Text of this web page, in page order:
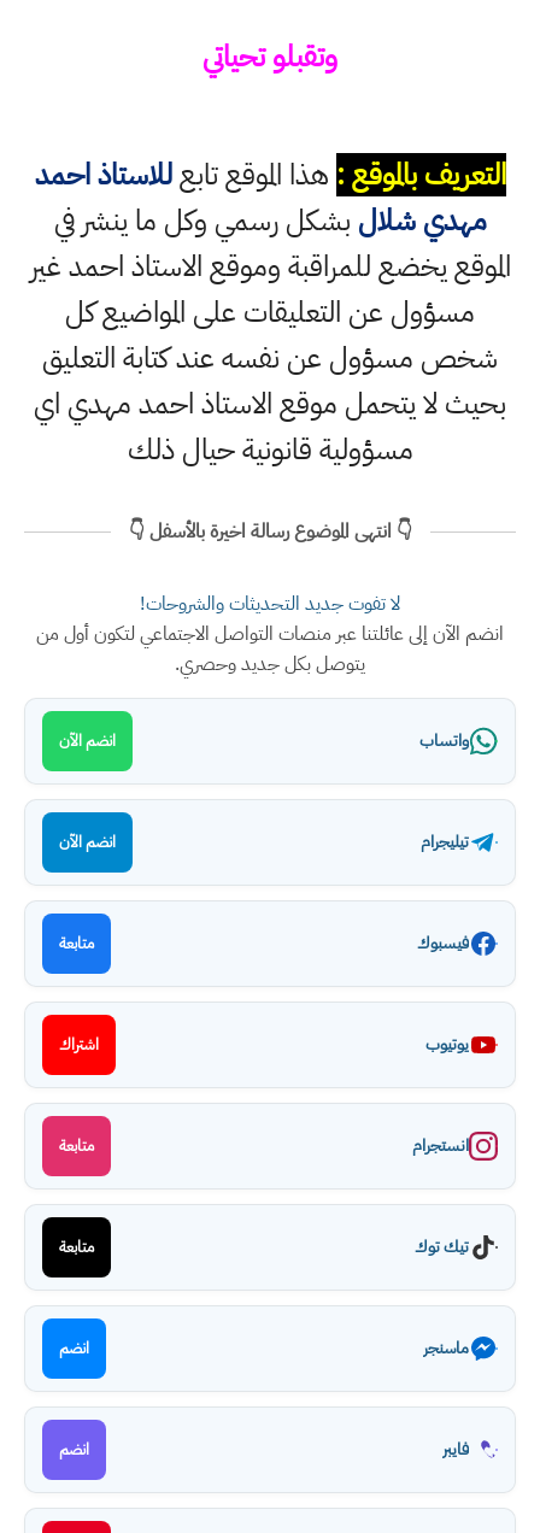
وتقبلو تحياتي
التعريف بالموقع : هذا الموقع تابعللاستاذ احمد
مهدي شلال بشكل رسمي وكل ما ينشر في
الموقع يخضع للمراقبة وموقع الاستاذ احمد غير
مسؤول عن التعليقات على المواضيع كل
شخص مسؤول عن نفسه عند كتابة التعليق
بحيث لا يتحمل موقع الاستاذ احمد مهدي اي
مسؤولية قانونية حيال ذلك
👇 انتهى الموضوع رسالة اخيرة بالأسفل 👇
لا تفوت جديد التحديثات والشروحات!
انضم الآن إلى عائلتنا عبر منصات التواصل الاجتماعي لتكون أول من
يتوصل بكل جديد وحصري.
واتساب انضم الآن
تيليجرام انضم الآن
فيسبوك متابعة
يوتيوب اشتراك
انستجرام متابعة
تيك توك متابعة
ماسنجر انضم
فايبر انضم